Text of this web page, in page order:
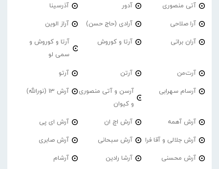
آتی منصوری آدور آذرسینا
آرا صلاحی آرادی (حاج حسن) آراز الوین
آران براتی آرتا و کوروش
آرتا و کوروش و
سمی لو
آرت‌من آرتن آرتو
آرسام سهرابی
آرسن و آتی منصوری
و کیوان
آرش 13 (نورالله)
آرش آهمه آرش اچ ان آرش ای پی
آرش جلالی و آقا فرا آرش سبحانی آرش صابری
آرش محسنی آرشا رادین آرشام